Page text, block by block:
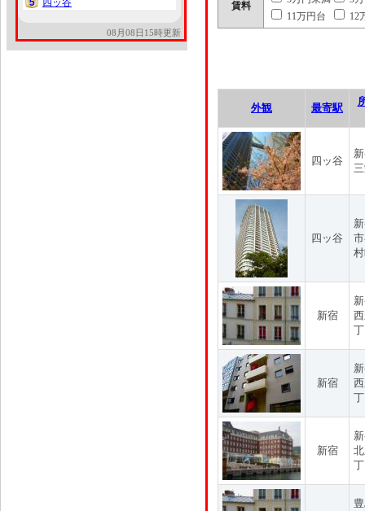
5
5 四ッ谷
08月08日15時更新
賃料
11万円台
12
外観 最寄駅
四ッ谷
四ッ谷
新宿
新宿
新宿